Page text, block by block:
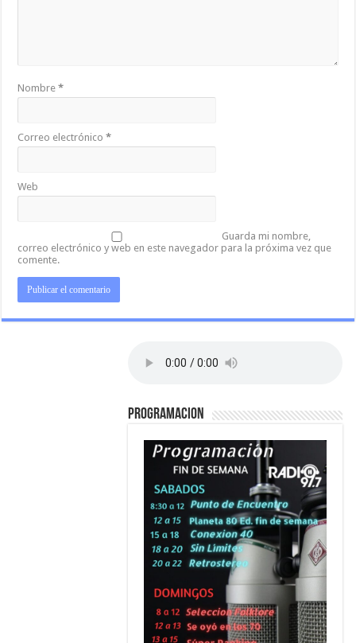
Nombre*
Correo electrónico*
Web
Guarda mi nombre,
correo electrónico y web en este navegador para la próxima vez que
comente.
PROGRAMACION